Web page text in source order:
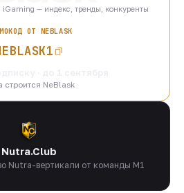
— индекс, тренды, конкуренты
ОТ NEBLASK
строится NeBlask
Nutra.Club
Nutra-вертикали от команды M1